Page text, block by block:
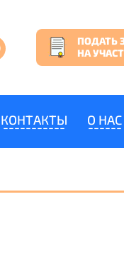
ПОДАТЬ
НА
КОНТАКТЫ О НАС